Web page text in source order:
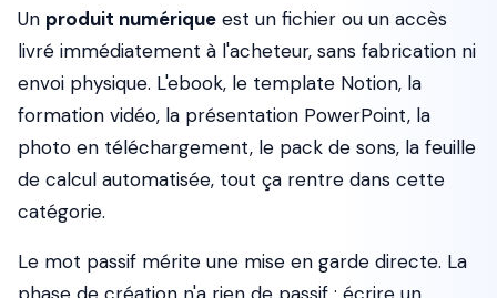
Un produit numérique est un fichier ou un accès
livré immédiatement à l'acheteur, sans fabrication ni
envoi physique. L'ebook, le template Notion, la
formation vidéo, la présentation PowerPoint, la
photo en téléchargement, le pack de sons, la feuille
de calcul automatisée, tout ça rentre dans cette
catégorie.
Le mot passif mérite une mise en garde directe. La